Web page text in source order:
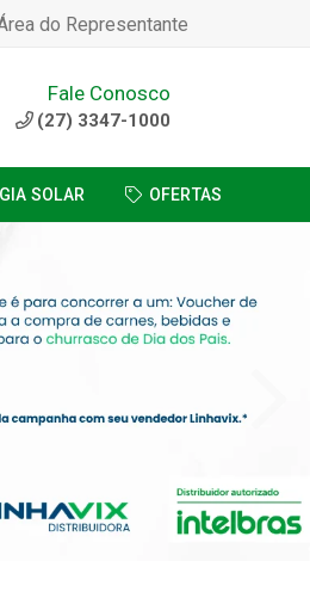
do Representante
Fale Conosco
(27) 3347-1000
SOLAR OFERTAS